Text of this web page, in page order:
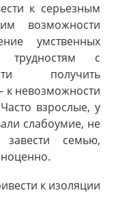
к серьезным
возможности
умственных
трудностям с
получить
невозможности
взрослые, у
слабоумие, не
семью,
к изоляции